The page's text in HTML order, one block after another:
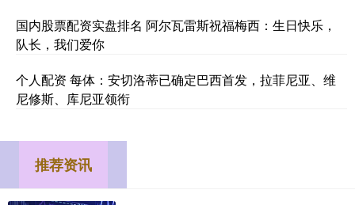
国内股票配资实盘排名 阿尔瓦雷斯祝福梅西：生日快乐，
队长，我们爱你
个人配资 每体：安切洛蒂已确定巴西首发，拉菲尼亚、维
尼修斯、库尼亚领衔
推荐资讯